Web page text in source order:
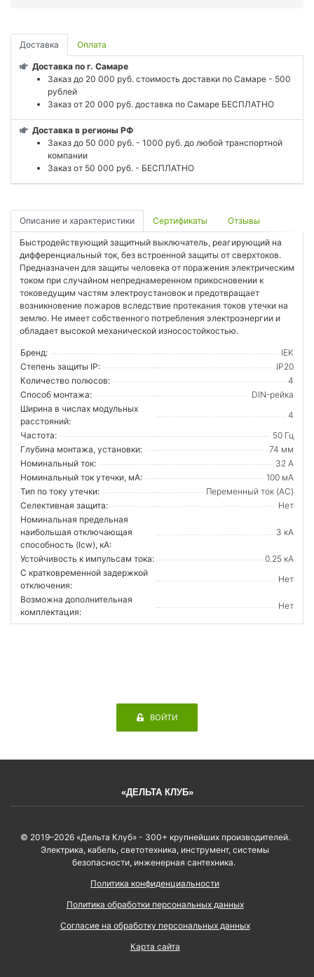
Доставка Оплата
Доставка по г. Самаре
Заказ до 20 000 руб. стоимость доставки по Самаре - 500
рублей
Заказ от 20 000 руб. доставка по Самаре БЕСПЛАТНО
Доставка в регионы РФ
Заказ до 50 000 руб. - 1000 руб. до любой транспортной
компании
Заказ от 50 000 руб. - БЕСПЛАТНО
Описание и характеристики Сертификаты Отзывы
Быстродействующий защитный выключатель, реагирующий на
дифференциальный ток, без встроенной защиты от сверхтоков.
Предназначен для защиты человека от поражения электрическим
током при случайном непреднамеренном прикосновении к
токоведущим частям электроустановок и предотвращает
возникновение пожаров вследствие протекания токов утечки на
землю. Не имеет собственного потребления электроэнергии и
обладает высокой механической износостойкостью.
Бренд:
IEK
Степень защиты IP:
IP20
Количество полюсов:
4
Способ монтажа:
DIN-рейка
Ширина в числах модульных
расстояний:
4
Частота:
50 Гц
Глубина монтажа, установки:
74 мм
Номинальный ток:
32 А
Номинальный ток утечки, мА:
100 мА
Тип по току утечки:
Переменный ток (AC)
Селективная защита:
Нет
Номинальная предельная
наибольшая отключающая
способность (Icw), кА:
3 кА
Устойчивость к импульсам тока:
0.25 кА
С кратковременной задержкой
отключения:
Нет
Возможна дополнительная
комплектация:
Нет
ВОЙТИ
«ДЕЛЬТА КЛУБ»
© 2019–2026 «Дельта Клуб» - 300+ крупнейших производителей.
Электрика, кабель, светотехника, инструмент, системы
безопасности, инженерная сантехника.
Политика конфиденциальности
Политика обработки персональных данных
Согласие на обработку персональных данных
Карта сайта